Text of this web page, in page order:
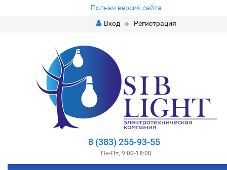
Полная версия сайта
Вход
Регистрация
8 (383) 255-93-55
Пн-Пт, 9:00-18:00